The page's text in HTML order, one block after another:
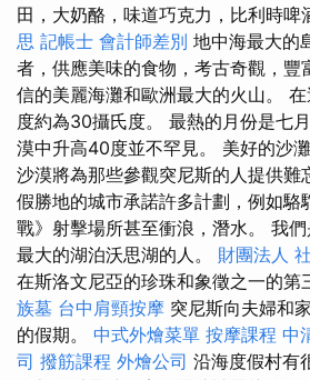
田，大奶酪，味道巧克力，比利時啤
思 記帳士 會計師差別 地中海最大的
者，供應美味的食物，考古奇觀，豐
信的美麗海灘和歐洲最大的火山。
度約為30攝氏度。 最熱的月份是七
漠中升高40度並不罕見。 美好的沙
沙漠將為那些參觀突尼斯的人提供難
假勝地的城市承諾許多計劃，例如駱
戰》射擊場所甚至衝浪，潛水。 我
最大的湖泊沃思湖的人。 財團法人
在斯洛文尼亞的珍珠和象徵之一的第
族墓 台中肩頸按摩 突尼斯向夫婦和
的假期。 中式外燴菜單 按摩課程 中
司 撥筋課程 外燴公司 沿海度假村有